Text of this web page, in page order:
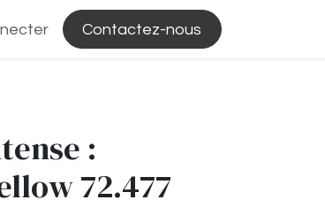
Contactez-nous
:
72.477